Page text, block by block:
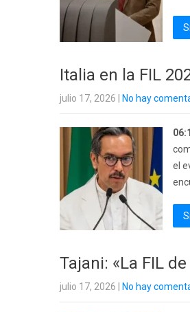
Italia en la FIL
julio 17, 2026 No hay
el
Tajani: «La FIL
julio 17, 2026 No hay